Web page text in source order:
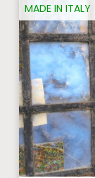
MADE IN ITALY